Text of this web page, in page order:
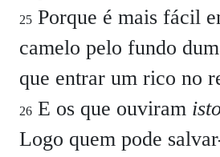
25 Porque é mais fácil
camelo pelo fundo
que entrar um rico no
26 E os que ouviram
Logo quem pode